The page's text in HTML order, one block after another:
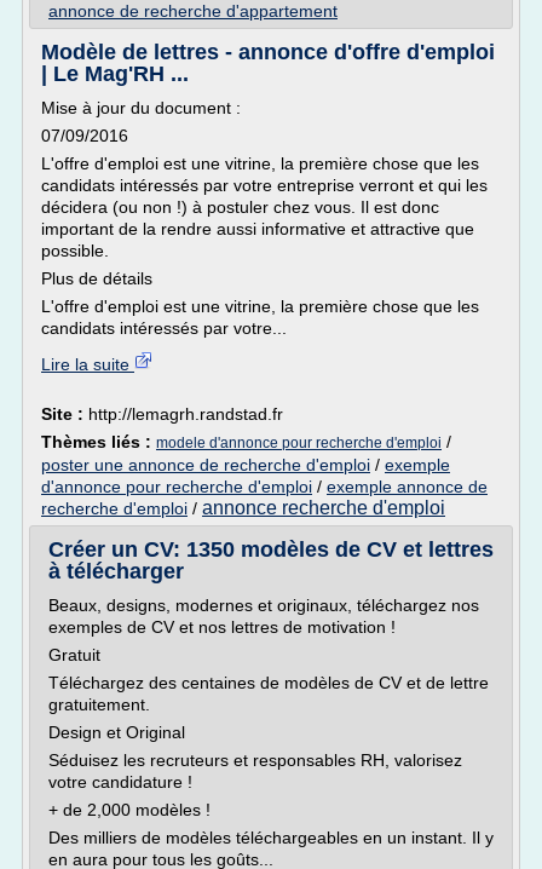
annonce de recherche d'appartement
Modèle de lettres - annonce d'offre d'emploi
| Le Mag'RH ...
Mise à jour du document :
07/09/2016
L'offre d'emploi est une vitrine, la première chose que les
candidats intéressés par votre entreprise verront et qui les
décidera (ou non !) à postuler chez vous. Il est donc
important de la rendre aussi informative et attractive que
possible.
Plus de détails
L'offre d'emploi est une vitrine, la première chose que les
candidats intéressés par votre...
Lire la suite
Site : http://lemagrh.randstad.fr
Thèmes liés : modele d'annonce pour recherche d'emploi /
poster une annonce de recherche d'emploi / exemple
d'annonce pour recherche d'emploi / exemple annonce de
recherche d'emploi / annonce recherche d'emploi
Créer un CV: 1350 modèles de CV et lettres
à télécharger
Beaux, designs, modernes et originaux, téléchargez nos
exemples de CV et nos lettres de motivation !
Gratuit
Téléchargez des centaines de modèles de CV et de lettre
gratuitement.
Design et Original
Séduisez les recruteurs et responsables RH, valorisez
votre candidature !
+ de 2,000 modèles !
Des milliers de modèles téléchargeables en un instant. Il y
en aura pour tous les goûts...